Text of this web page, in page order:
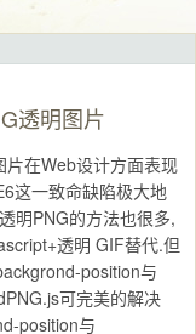
透明图片
片在Web设计方面表现
这一致命缺陷极大地
明PNG的方法也很多,
透明 GIF替代.但
position与
可完美的解决
position与